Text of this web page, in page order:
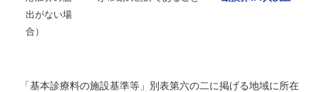
出がない場
合）
「基本診療料の施設基準等」別表第六の二に掲げる地域に所在